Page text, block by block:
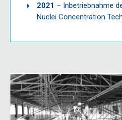
2021 – Inbetriebnahme
Nuclei Concentration